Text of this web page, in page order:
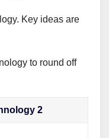
Key ideas are
to round off
2